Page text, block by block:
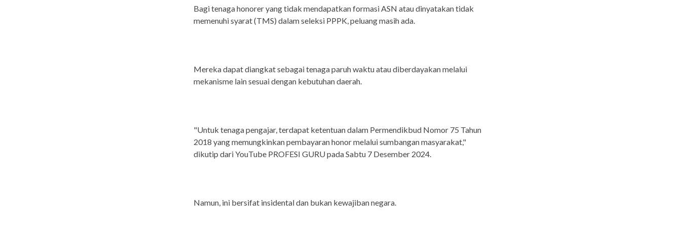
Bagi tenaga honorer yang tidak mendapatkan formasi ASN atau dinyatakan tidak
memenuhi syarat (TMS) dalam seleksi PPPK, peluang masih ada.
Mereka dapat diangkat sebagai tenaga paruh waktu atau diberdayakan melalui
mekanisme lain sesuai dengan kebutuhan daerah.
"Untuk tenaga pengajar, terdapat ketentuan dalam Permendikbud Nomor 75 Tahun
2018 yang memungkinkan pembayaran honor melalui sumbangan masyarakat,"
dikutip dari YouTube PROFESI GURU pada Sabtu 7 Desember 2024.
Namun, ini bersifat insidental dan bukan kewajiban negara.